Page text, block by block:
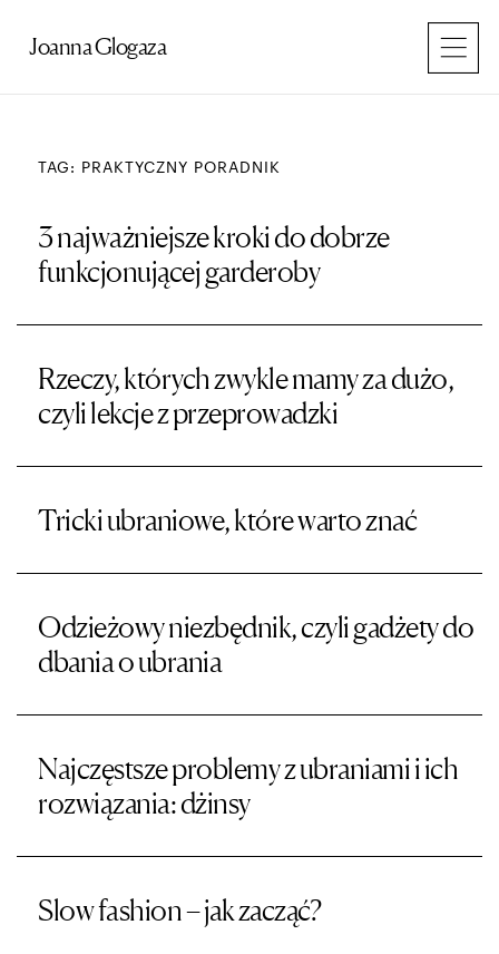
Joanna Glogaza
TAG: PRAKTYCZNY PORADNIK
3 najważniejsze kroki do dobrze
funkcjonującej garderoby
Rzeczy, których zwykle mamy za dużo,
czyli lekcje z przeprowadzki
Tricki ubraniowe, które warto znać
Odzieżowy niezbędnik, czyli gadżety do
dbania o ubrania
Najczęstsze problemy z ubraniami i ich
rozwiązania: dżinsy
Slow fashion – jak zacząć?